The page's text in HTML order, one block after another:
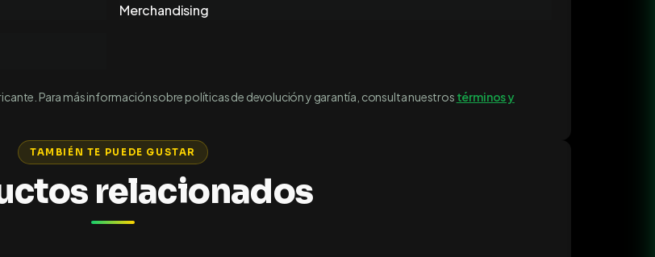
Merchandising
Para más información sobre políticas de devolución y garantía, consulta nuestros términos y
TAMBIÉN TE PUEDE GUSTAR
relacionados